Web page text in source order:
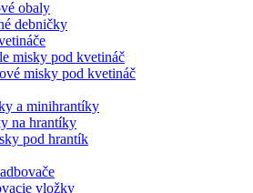
obaly
debničky
misky pod kvetináč
misky pod kvetináč
a minihrantíky
na hrantíky
pod hrantík
vložky